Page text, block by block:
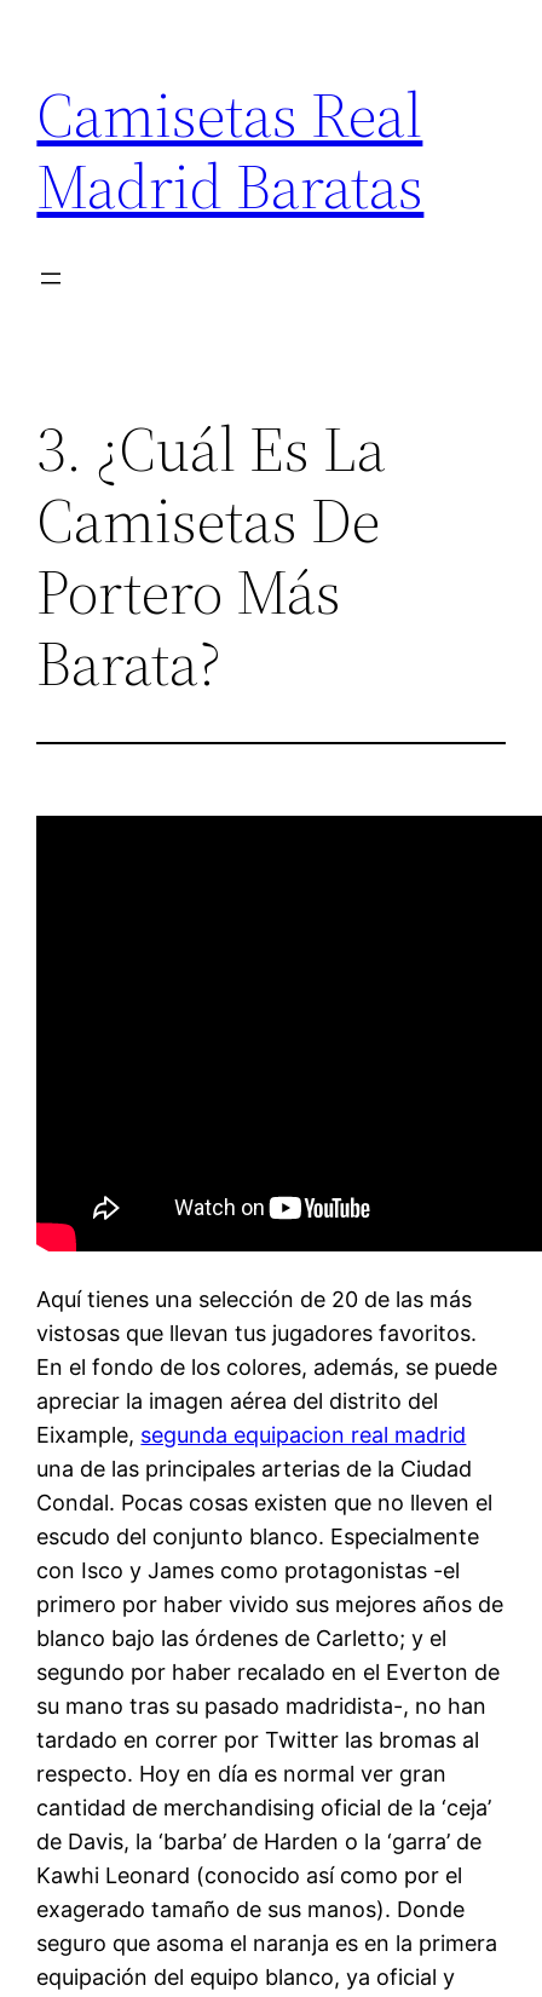
contenido
Camisetas Real
Madrid Baratas
3. ¿Cuál Es La
Camisetas De
Portero Más
Barata?
Aquí tienes una selección de 20 de las más
vistosas que llevan tus jugadores favoritos.
En el fondo de los colores, además, se puede
apreciar la imagen aérea del distrito del
Eixample, segunda equipacion real madrid
una de las principales arterias de la Ciudad
Condal. Pocas cosas existen que no lleven el
escudo del conjunto blanco. Especialmente
con Isco y James como protagonistas -el
primero por haber vivido sus mejores años de
blanco bajo las órdenes de Carletto; y el
segundo por haber recalado en el Everton de
su mano tras su pasado madridista-, no han
tardado en correr por Twitter las bromas al
respecto. Hoy en día es normal ver gran
cantidad de merchandising oficial de la ‘ceja’
de Davis, la ‘barba’ de Harden o la ‘garra’ de
Kawhi Leonard (conocido así como por el
exagerado tamaño de sus manos). Donde
seguro que asoma el naranja es en la primera
equipación del equipo blanco, ya oficial y